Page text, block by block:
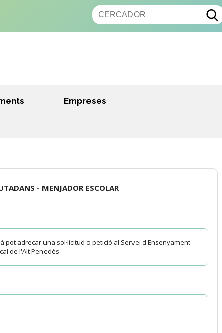
Empreses
- MENJADOR ESCOLAR
pot adreçar una sol·licitud o petició al Servei d'Ensenyament -
de l'Alt Penedès.